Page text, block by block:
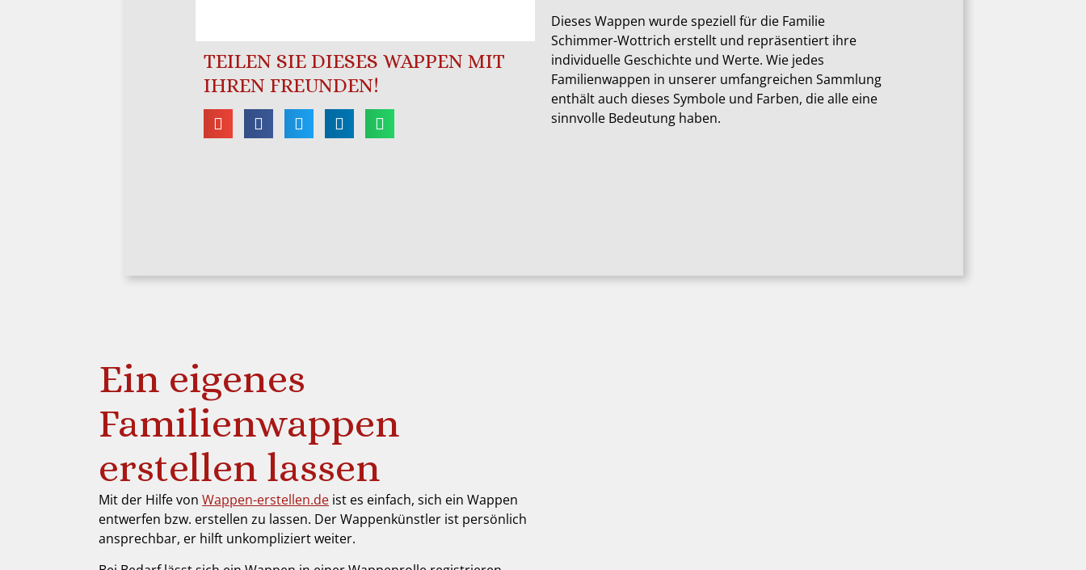
TEILEN SIE DIESES WAPPEN MIT
IHREN FREUNDEN!
Dieses Wappen wurde speziell für die Familie
Schimmer-Wottrich erstellt und repräsentiert ihre
individuelle Geschichte und Werte. Wie jedes
Familienwappen in unserer umfangreichen Sammlung
enthält auch dieses Symbole und Farben, die alle eine
sinnvolle Bedeutung haben.
Ein eigenes
Familienwappen
erstellen lassen
Mit der Hilfe von Wappen-erstellen.de ist es einfach, sich ein Wappen
entwerfen bzw. erstellen zu lassen. Der Wappenkünstler ist persönlich
ansprechbar, er hilft unkompliziert weiter.